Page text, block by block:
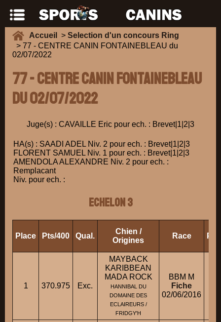
Accueil > Selection d'un concours Ring
> 77 - CENTRE CANIN FONTAINEBLEAU du
02/07/2022
77 - CENTRE CANIN FONTAINEBLEAU
du 02/07/2022
Juge(s) : CAVAILLE Eric pour ech. : Brevet|1|2|3
HA(s) : SAADI ADEL Niv. 2 pour ech. : Brevet|1|2|3
FLORENT SAMUEL Niv. 1 pour ech. : Brevet|1|2|3
AMENDOLA ALEXANDRE Niv. 2 pour ech. :
Remplacant
Niv. pour ech. :
ECHELON 3
Place Pts/400 Qual.
Chien /
Origines
Race
1 370.975 Exc.
MAYBACK
KARIBBEAN
MADA ROCK
HANNIBAL DU
DOMAINE DES
ECLAIREURS /
FRIDGY'H
BBM M
Fiche
02/06/2016